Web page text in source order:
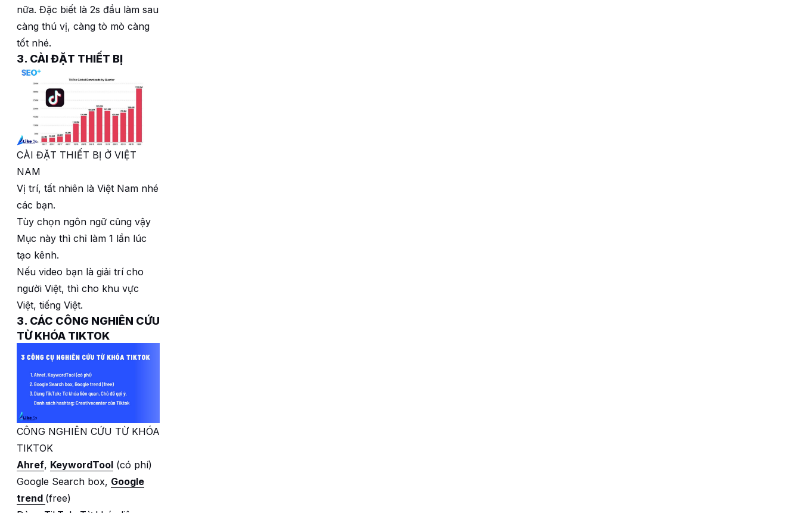
nữa. Đặc biết là 2s đầu làm sau
càng thú vị, càng tò mò càng
tốt nhé.
3. CÀI ĐẶT THIẾT BỊ
CÀI ĐẶT THIẾT BỊ Ở VIỆT
NAM
Vị trí, tất nhiên là Việt Nam nhé
các bạn.
Tùy chọn ngôn ngữ cũng vậy
Mục này thì chỉ làm 1 lần lúc
tạo kênh.
Nếu video bạn là giải trí cho
người Việt, thì cho khu vực
Việt, tiếng Việt.
3. CÁC CÔNG NGHIÊN CỨU
TỪ KHÓA TIKTOK
CÔNG NGHIÊN CỨU TỪ KHÓA
TIKTOK
Ahref, KeywordTool (có phí)
Google Search box, Google
trend (free)